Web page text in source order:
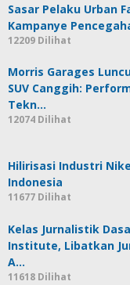
Sasar Pelaku Urban
Kampanye
12209 Dilihat
Morris Garages
SUV Canggih:
Tekn…
12074 Dilihat
Hilirisasi Industri
Indonesia
11677 Dilihat
Kelas Jurnalistik
Institute, Libatkan
A…
11618 Dilihat